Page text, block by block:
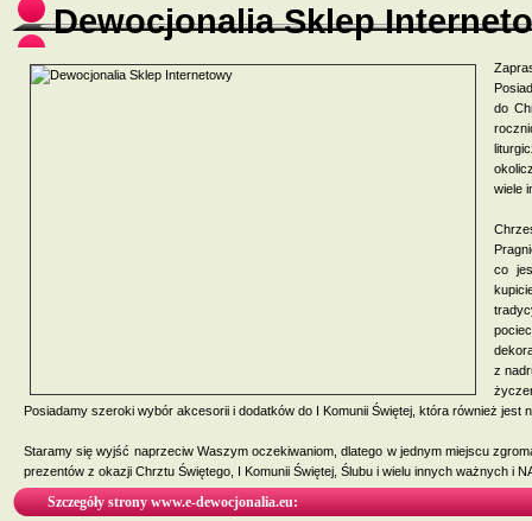
Dewocjonalia Sklep
do
wiele
co
z
Posiadamy szeroki wybór akcesorii i dodatków do I Komunii Świętej, która również
Staramy się wyjść naprzeciw Waszym oczekiwaniom, dlatego w jednym miejscu
prezentów z okazji Chrztu Świętego, I Komunii Świętej, Ślubu i wielu innych ważnych i
Szczegóły strony www.e-dewocjonalia.eu: